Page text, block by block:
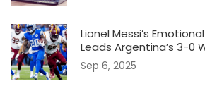
Lionel Messi’s
Leads Argentina’s 3-0
Sep 6, 2025